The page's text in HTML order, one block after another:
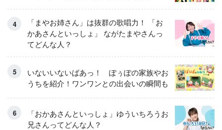
「まやお姉さん」は抜群の歌唱力！ 「お
かあさんといっしょ」 ながたまやさんっ
てどんな人？
いないいないばあっ！ ぽぅぽの家族やお
うちを紹介！ワンワンとの出会いの瞬間も
「おかあさんといっしょ」ゆういちろうお
兄さんってどんな人？